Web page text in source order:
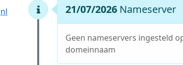
nl
21/07/2026 Nameserver
Geen nameservers ingesteld
domeinnaam